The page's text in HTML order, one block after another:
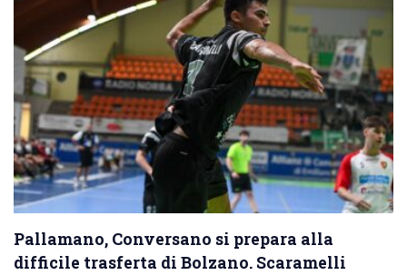
Pallamano, Conversano si prepara alla
difficile trasferta di Bolzano. Scaramelli